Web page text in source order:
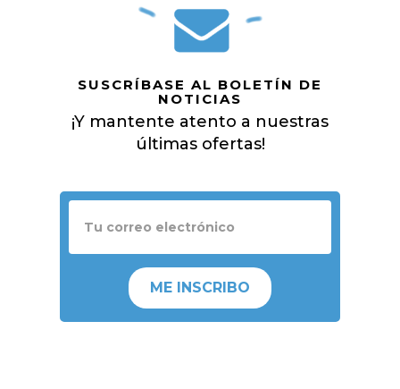
SUSCRÍBASE AL BOLETÍN DE
NOTICIAS
¡Y mantente atento a nuestras
últimas ofertas!
ME INSCRIBO